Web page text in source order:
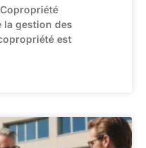
la gestion des
est